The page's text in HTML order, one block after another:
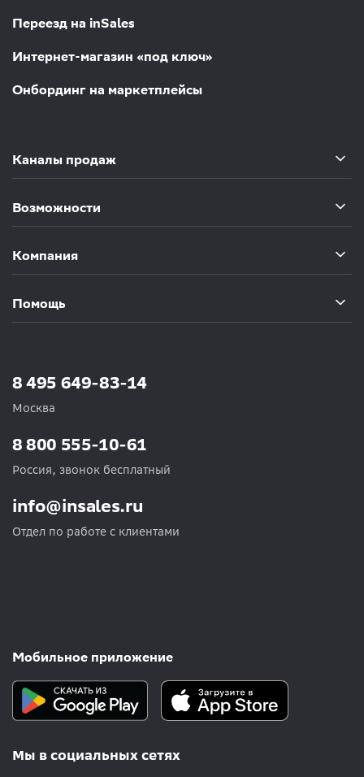
Переезд на inSales
Интернет-магазин «под ключ»
Онбординг на маркетплейсы
Каналы продаж
Возможности
Компания
Помощь
8 495 649-83-14
Москва
info@insales.ru
Отдел по работе с клиентами
8 800 555-10-61
Россия, звонок бесплатный
Мобильное приложение
Мы в социальных сетях